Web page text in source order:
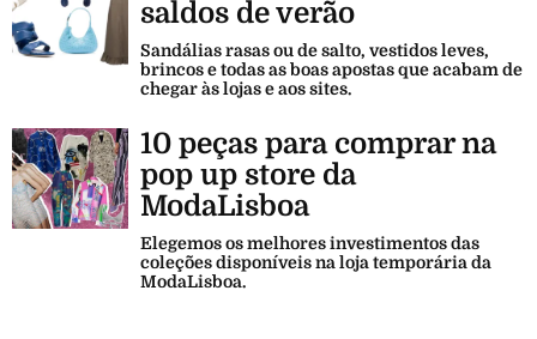
saldos de verão
Sandálias rasas ou de salto, vestidos leves,
brincos e todas as boas apostas que acabam de
chegar às lojas e aos sites.
10 peças para comprar na
pop up store da
ModaLisboa
Elegemos os melhores investimentos das
coleções disponíveis na loja temporária da
ModaLisboa.